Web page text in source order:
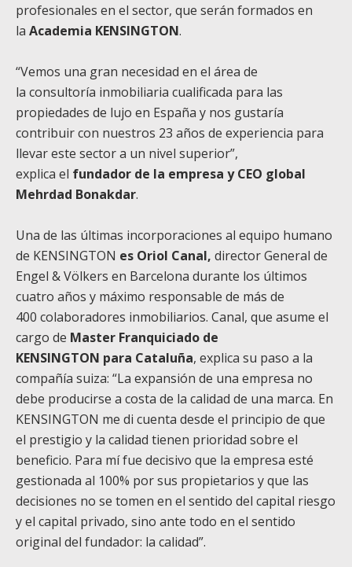
profesionales en el sector, que serán formados en
la Academia KENSINGTON.
“Vemos una gran necesidad en el área de
la consultoría inmobiliaria cualificada para las
propiedades de lujo en España y nos gustaría
contribuir con nuestros 23 años de experiencia para
llevar este sector a un nivel superior”,
explica el fundador de la empresa y CEO global
Mehrdad Bonakdar.
Una de las últimas incorporaciones al equipo humano
de KENSINGTON es Oriol Canal, director General de
Engel & Völkers en Barcelona durante los últimos
cuatro años y máximo responsable de más de
400 colaboradores inmobiliarios. Canal, que asume el
cargo de Master Franquiciado de
KENSINGTON para Cataluña, explica su paso a la
compañía suiza: “La expansión de una empresa no
debe producirse a costa de la calidad de una marca. En
KENSINGTON me di cuenta desde el principio de que
el prestigio y la calidad tienen prioridad sobre el
beneficio. Para mí fue decisivo que la empresa esté
gestionada al 100% por sus propietarios y que las
decisiones no se tomen en el sentido del capital riesgo
y el capital privado, sino ante todo en el sentido
original del fundador: la calidad”.